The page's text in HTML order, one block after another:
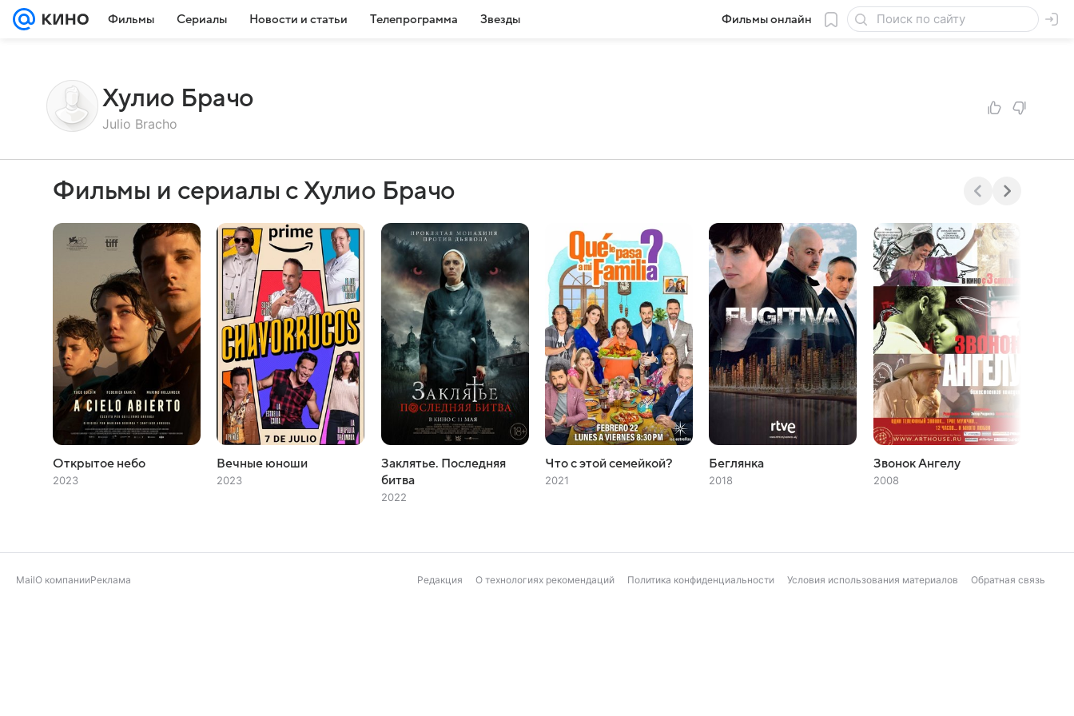
Фильмы Сериалы Новости и статьи Телепрограмма Звезды Фильмы онлайн
Хулио Брачо
Julio Bracho
Фильмы и сериалы с Хулио Брачо
Открытое небо
2023
Вечные юноши
2023
Заклятье. Последняя
битва
2022
Что с этой семейкой?
2021
Беглянка
2018
Звонок Ангелу
2008
MailО компанииРеклама Редакция О технологиях рекомендаций Политика конфиденциальности Условия использования материалов Обратная связь